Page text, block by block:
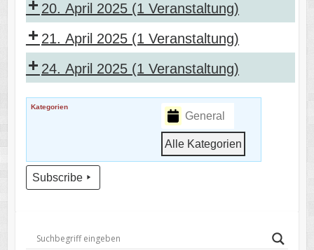
20. April 2025 (1 Veranstaltung)
21. April 2025 (1 Veranstaltung)
24. April 2025 (1 Veranstaltung)
Kategorien
General
Alle Kategorien
Subscribe